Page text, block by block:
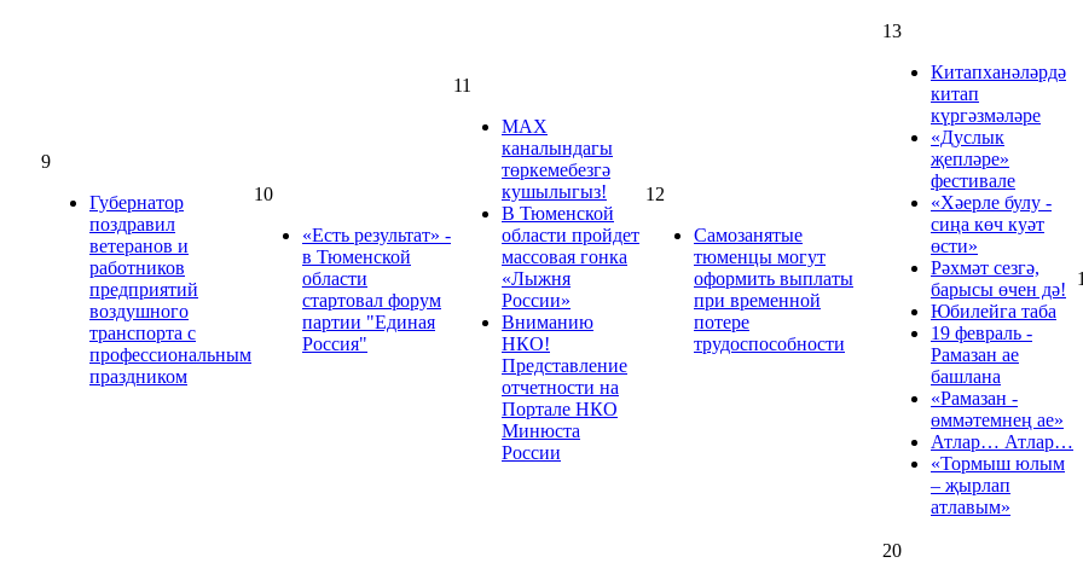
9
​​​​​​​Губернатор
поздравил
ветеранов и
работников
предприятий
воздушного
транспорта с
профессиональным
праздником
10
«Есть результат» -
в Тюменской
области
стартовал форум
партии "Единая
Россия"
11
МАХ
каналындагы
төркемебезгә
кушылыгыз!
В Тюменской
области пройдет
массовая гонка
«Лыжня
России»
Вниманию
НКО!
Представление
отчетности на
Портале НКО
Минюста
России
12
Самозанятые
тюменцы могут
оформить выплаты
при временной
потере
трудоспособности
13
Китапханәләрдә
китап
күргәзмәләре
«Дуслык
җепләре»
фестивале
«Хәерле булу -
сиңа көч куәт
өсти»
Рәхмәт сезгә,
барысы өчен дә!
Юбилейга таба
19 февраль -
Рамазан ае
башлана
«Рамазан -
өммәтемнең ае»
Атлар… Атлар…
«Тормыш юлым
– җырлап
атлавым»
20